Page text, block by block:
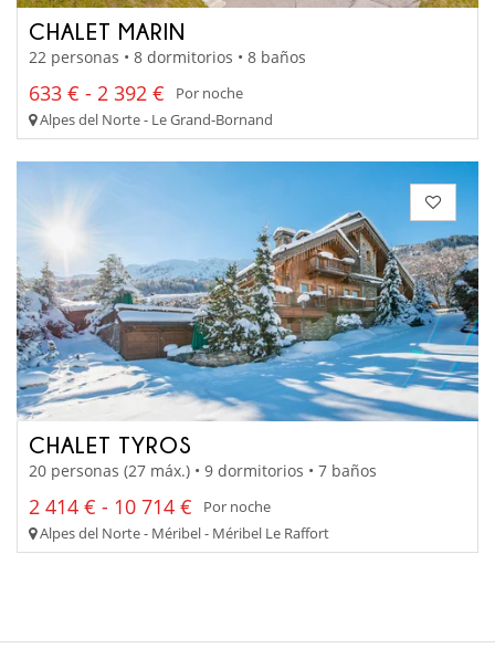
CHALET MARIN
22 personas • 8 dormitorios • 8 baños
633 € - 2 392 €
Por noche
Alpes del Norte - Le Grand-Bornand
CHALET TYROS
20 personas (27 máx.) • 9 dormitorios • 7 baños
2 414 € - 10 714 €
Por noche
Alpes del Norte - Méribel - Méribel Le Raffort